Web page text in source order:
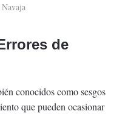
de
conocidos como sesgos
que pueden ocasionar